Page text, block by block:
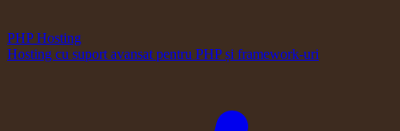
PHP Hosting
Hosting cu suport avansat pentru PHP și framework-uri